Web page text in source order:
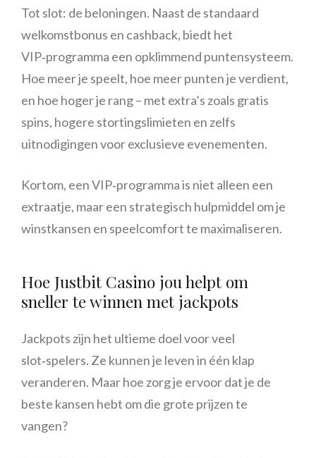
Tot slot: de beloningen. Naast de standaard
welkomstbonus en cashback, biedt het
VIP‑programma een opklimmend puntensysteem.
Hoe meer je speelt, hoe meer punten je verdient,
en hoe hoger je rang – met extra’s zoals gratis
spins, hogere stortingslimieten en zelfs
uitnodigingen voor exclusieve evenementen.
Kortom, een VIP‑programma is niet alleen een
extraatje, maar een strategisch hulpmiddel om je
winstkansen en speelcomfort te maximaliseren.
Hoe Justbit Casino jou helpt om
sneller te winnen met jackpots
Jackpots zijn het ultieme doel voor veel
slot‑spelers. Ze kunnen je leven in één klap
veranderen. Maar hoe zorg je ervoor dat je de
beste kansen hebt om die grote prijzen te
vangen?